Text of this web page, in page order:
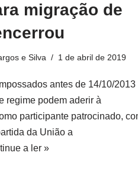
migração de
e Silva 1 de abril de 2019
antes de 14/10/2013
regime podem aderir à
participante patrocinado,
da União a
a ler »